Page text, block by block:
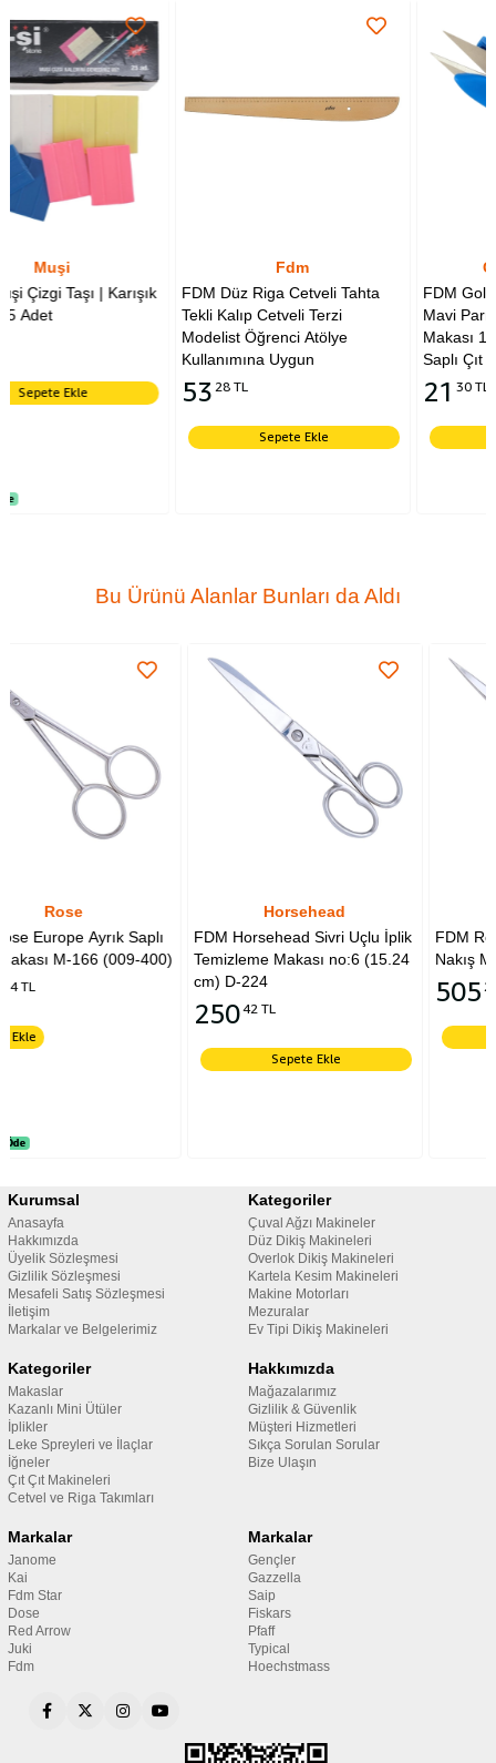
FDM Düz Riga Cetveli Tahta
Tekli Kalıp Cetveli Terzi
Modelist Öğrenci Atölye
Kullanımına Uygun
5328 TL
Sepete Ekle
FDM Golden Eagle TC-801
Mavi Parmaklı İplik
Makası 12 cm Yaylı Plastik
Saplı Çıt Makas
Sepete Ekle
Bu Ürünü Alanlar Bunları da Aldı
400)
FDM Horsehead Sivri Uçlu İplik
Temizleme Makası no:6 (15.24
Sepete Ekle
FDM Rose Europe Ayrık
Nakış Makası M-166 (009-
Sepete Ekle
Kurumsal
Anasayfa
Hakkımızda
Üyelik Sözleşmesi
Gizlilik Sözleşmesi
Mesafeli Satış Sözleşmesi
İletişim
Markalar ve Belgelerimiz
Kategoriler
Çuval Ağzı Makineler
Düz Dikiş Makineleri
Overlok Dikiş Makineleri
Kartela Kesim Makineleri
Makine Motorları
Mezuralar
Ev Tipi Dikiş Makineleri
Kategoriler
Makaslar
Kazanlı Mini Ütüler
İplikler
Leke Spreyleri ve İlaçlar
İğneler
Çıt Çıt Makineleri
Cetvel ve Riga Takımları
Hakkımızda
Mağazalarımız
Gizlilik & Güvenlik
Müşteri Hizmetleri
Sıkça Sorulan Sorular
Bize Ulaşın
Markalar
Janome
Kai
Fdm Star
Dose
Red Arrow
Juki
Fdm
Markalar
Gençler
Gazzella
Saip
Fiskars
Pfaff
Typical
Hoechstmass